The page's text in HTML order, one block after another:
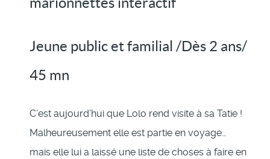
Jeune public et familial /Dès 2 ans/
45 mn
C’est aujourd’hui que Lolo rend visite à sa Tatie !
Malheureusement elle est partie en voyage…
mais elle lui a laissé une liste de choses à faire en